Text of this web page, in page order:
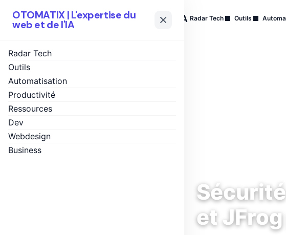
OTOMATIX| L'expertise du web et de l'IA Radar Tech Outils
OTOMATIX | L'expertise du
web et de l'IA
Radar Tech
Outils
Automatisation
Productivité
Ressources
Dev
Webdesign
Business
et